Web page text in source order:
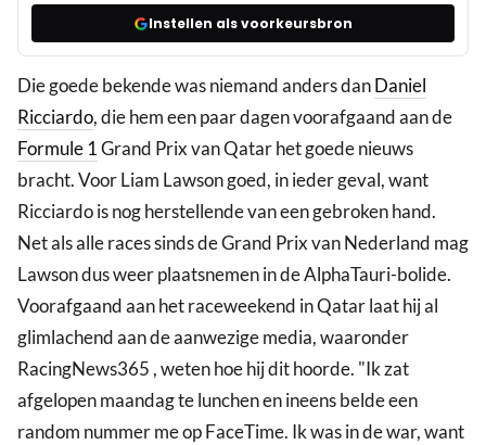
Instellen als voorkeursbron
Die goede bekende was niemand anders danDaniel
Ricciardo, die hem een paar dagen voorafgaand aan de
Formule 1Grand Prix van Qatar het goede nieuws
bracht. Voor Liam Lawson goed, in ieder geval, want
Ricciardo is nog herstellende van een gebroken hand.
Net als alle races sinds de Grand Prix van Nederland mag
Lawson dus weer plaatsnemen in de AlphaTauri-bolide.
Voorafgaand aan het raceweekend in Qatar laat hij al
glimlachend aan de aanwezige media, waaronder
RacingNews365 , weten hoe hij dit hoorde. "Ik zat
afgelopen maandag te lunchen en ineens belde een
random nummer me op FaceTime. Ik was in de war, want